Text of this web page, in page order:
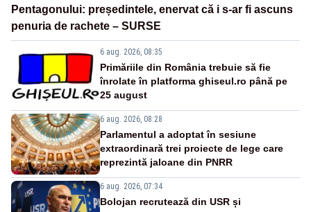
Pentagonului: președintele, enervat că i s-ar fi ascuns
penuria de rachete – SURSE
6 aug. 2026, 08:35
Primăriile din România trebuie să fie
înrolate în platforma ghiseul.ro până pe
25 august
6 aug. 2026, 08:28
Parlamentul a adoptat în sesiune
extraordinară trei proiecte de lege care
reprezintă jaloane din PNRR
6 aug. 2026, 07:34
Bolojan recrutează din USR și